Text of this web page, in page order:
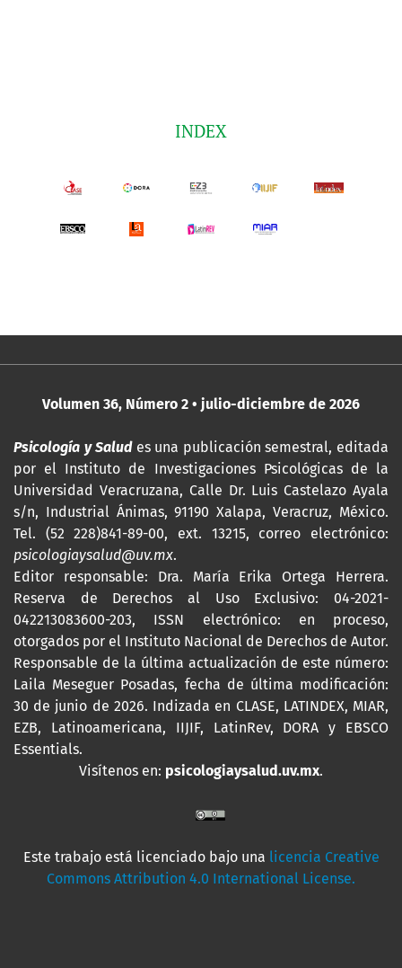
INDEX
Volumen 36, Número 2 • julio-diciembre de 2026
Psicología y Salud es una publicación semestral, editada
por el Instituto de Investigaciones Psicológicas de la
Universidad Veracruzana, Calle Dr. Luis Castelazo Ayala
s/n, Industrial Ánimas, 91190 Xalapa, Veracruz, México.
Tel. (52 228)841-89-00, ext. 13215, correo electrónico:
psicologiaysalud@uv.mx.
Editor responsable: Dra. María Erika Ortega Herrera.
Reserva de Derechos al Uso Exclusivo: 04-2021-
042213083600-203, ISSN electrónico: en proceso,
otorgados por el Instituto Nacional de Derechos de Autor.
Responsable de la última actualización de este número:
Laila Meseguer Posadas, fecha de última modificación:
30 de junio de 2026. Indizada en CLASE, LATINDEX, MIAR,
EZB, Latinoamericana, IIJIF, LatinRev, DORA y EBSCO
Essentials.
Visítenos en: psicologiaysalud.uv.mx.
Este trabajo está licenciado bajo una licencia Creative
Commons Attribution 4.0 International License.